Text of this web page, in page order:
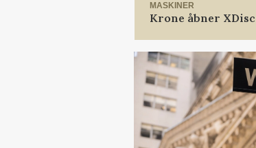
MASKINER
Krone åbner